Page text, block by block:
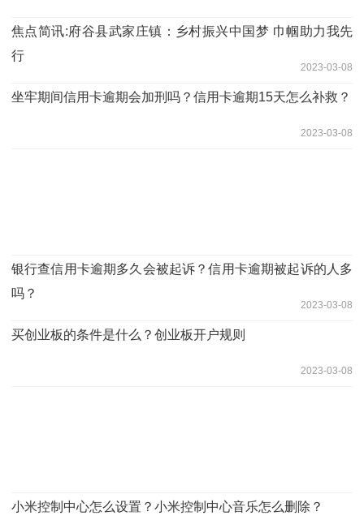
焦点简讯:府谷县武家庄镇：乡村振兴中国梦 巾帼助力我先
行
2023-03-08
坐牢期间信用卡逾期会加刑吗？信用卡逾期15天怎么补救？
2023-03-08
银行查信用卡逾期多久会被起诉？信用卡逾期被起诉的人多
吗？
2023-03-08
买创业板的条件是什么？创业板开户规则
2023-03-08
小米控制中心怎么设置？小米控制中心音乐怎么删除？